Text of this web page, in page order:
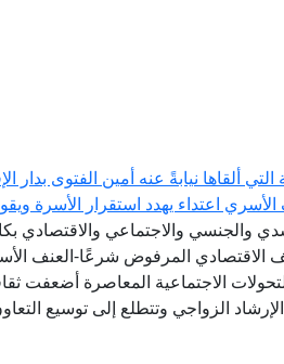
ألقاها نيابةً عنه أمين الفتوى بدار
الأسري اعتداء يهدد استقرار الأسرة
والجنسي والاجتماعي والاقتصادي
الاقتصادي المرفوض شرعًا-العنف
الاجتماعية المعاصرة أضعفت
الزواجي وتتطلع إلى توسيع